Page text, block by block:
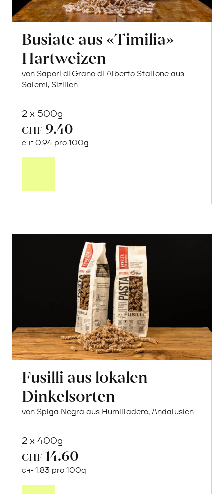
Busiate aus «Timilia»
Hartweizen
von Sapori di Grano di Alberto Stallone aus
Salemi, Sizilien
2 x 500g
CHF 9.40
CHF 0.94 pro 100g
Fusilli aus lokalen
Dinkelsorten
von Spiga Negra aus Humilladero, Andalusien
2 x 400g
CHF 14.60
CHF 1.83 pro 100g